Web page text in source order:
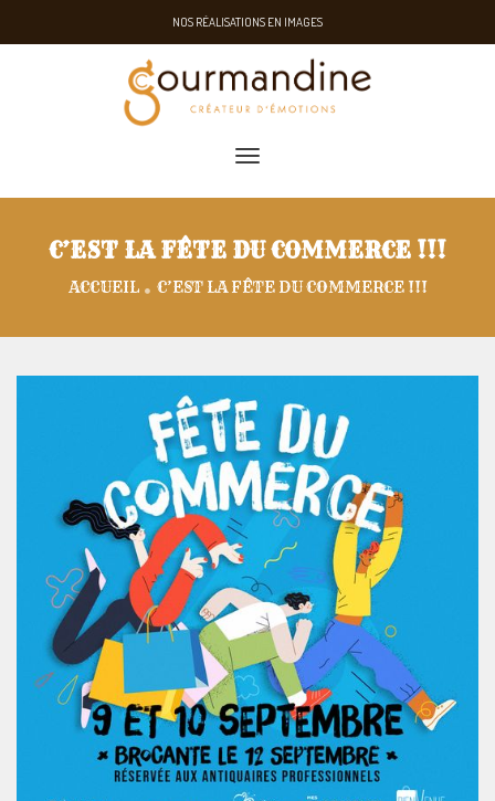
NOS RÉALISATIONS EN IMAGES
toggle navigation
C’EST LA FÊTE DU COMMERCE !!!
ACCUEIL C’EST LA FÊTE DU COMMERCE !!!